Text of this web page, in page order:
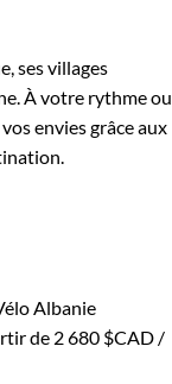
ses villages
À votre rythme ou
envies grâce aux
Albanie
de 2 680 $CAD /